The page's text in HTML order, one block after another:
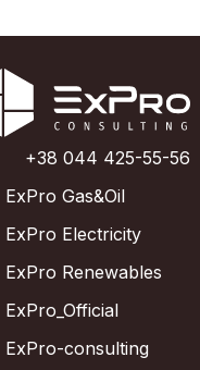
+38 044 425-55-56
ExPro Gas&Oil
ExPro Electricity
ExPro Renewables
ExPro_Official
ExPro-consulting